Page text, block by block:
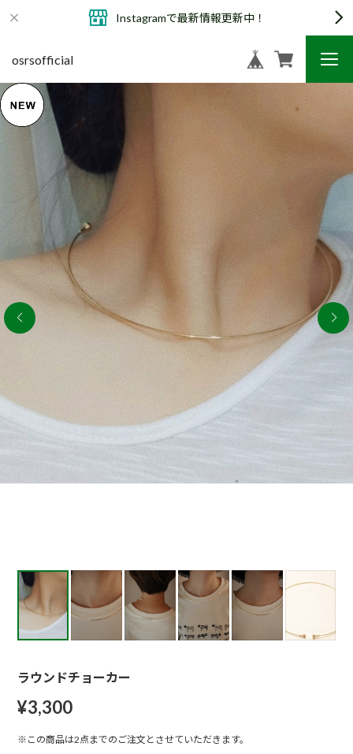
Instagramで最新情報更新中！
osrsofficial
ラウンドチョーカー
¥3,300
※この商品は2点までのご注文とさせていただきます。